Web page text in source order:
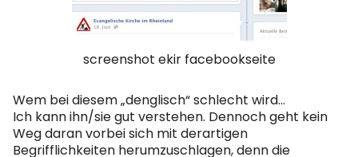
Spotify
screenshot ekir facebookseite
Wem bei diesem „denglisch“ schlecht wird…
Ich kann ihn/sie gut verstehen. Dennoch geht kein
Weg daran vorbei sich mit derartigen
Begrifflichkeiten herumzuschlagen, denn die